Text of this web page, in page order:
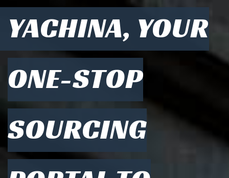
YACHINA, YOUR
ONE-STOP
SOURCING